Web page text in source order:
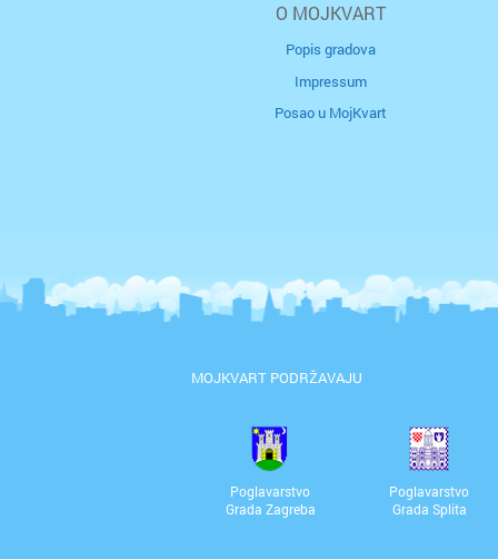
O MOJKVART
Popis gradova
Impressum
Posao u MojKvart
MOJKVART PODRŽAVAJU
Poglavarstvo
Grada Zagreba
Poglavarstvo
Grada Splita